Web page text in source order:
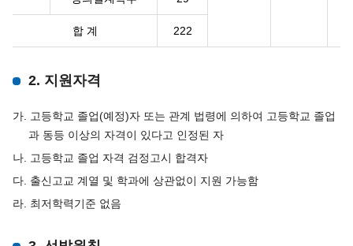
합 계 222
2. 지원자격
가. 고등학교 졸업(예정)자 또는 관계 법령에 의하여 고등학교 졸업
과 동등 이상의 자격이 있다고 인정된 자
나. 고등학교 졸업 자격 검정고시 합격자
다. 출신고교 계열 및 학과에 상관없이 지원 가능함
라. 최저학력기준 없음